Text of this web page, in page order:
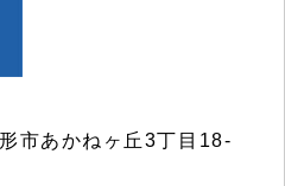
市あかねヶ丘3丁目18-